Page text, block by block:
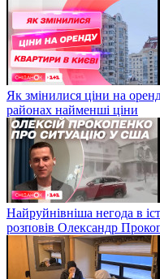
Як змінилися ціни на
районах найменші ціни
Найруйнівніша негода в
розповів Олександр